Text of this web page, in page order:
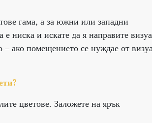
гама, а за южни или западни
ниска и искате да я направите
– ако помещението се нуждае от
цветове. Заложете на ярък